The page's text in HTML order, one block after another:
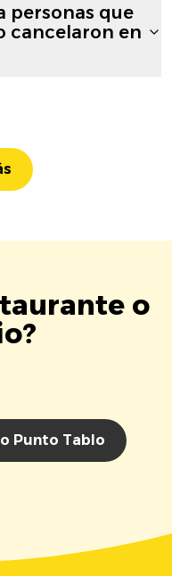
personas que
cancelaron en
o
Punto Tablo